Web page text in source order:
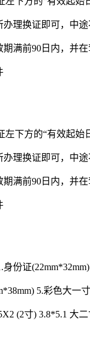
理换证即可，中
满前90日内，并
下方的“有效起始
理换证即可，中
满前90日内，并
份证
5.彩色大一
(2寸) 3.8*5.1 大